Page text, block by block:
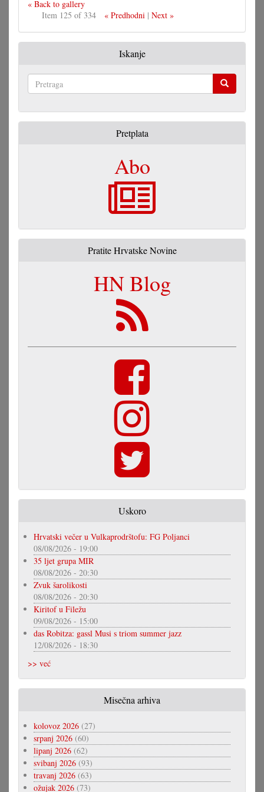
« Back to gallery
Item 125 of 334
« Predhodni| Next »
Iskanje
Pretplata
Abo
Pratite Hrvatske Novine
HN Blog
Uskoro
Hrvatski večer u Vulkaprodrštofu: FG Poljanci
08/08/2026 - 19:00
35 ljet grupa MIR
08/08/2026 - 20:30
Zvuk šarolikosti
08/08/2026 - 20:30
Kiritof u Filežu
09/08/2026 - 15:00
das Robitza: gassl Musi s triom summer jazz
12/08/2026 - 18:30
>> već
Misečna arhiva
kolovoz 2026 (27)
srpanj 2026 (60)
lipanj 2026 (62)
svibanj 2026 (93)
travanj 2026 (63)
ožujak 2026 (73)